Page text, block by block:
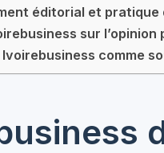
éditorial et
sur
comme